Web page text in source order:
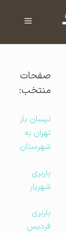
فهرست
صفحات
منتخب:
نیسان بار
تهران به
شهرستان
باربری
شهریار
باربری
فردیس